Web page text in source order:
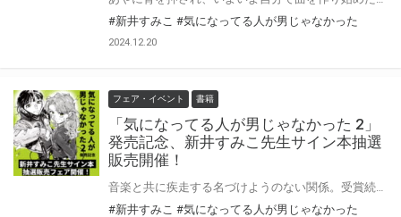
#新井すみこ #気になってる人が男じゃなかった
2024.12.20
フェア・イベント 書籍
「気になってる人が男じゃなかった 2」
発売記念、新井すみこ先生サイン本抽選
販売開催！
#新井すみこ #気になってる人が男じゃなかった